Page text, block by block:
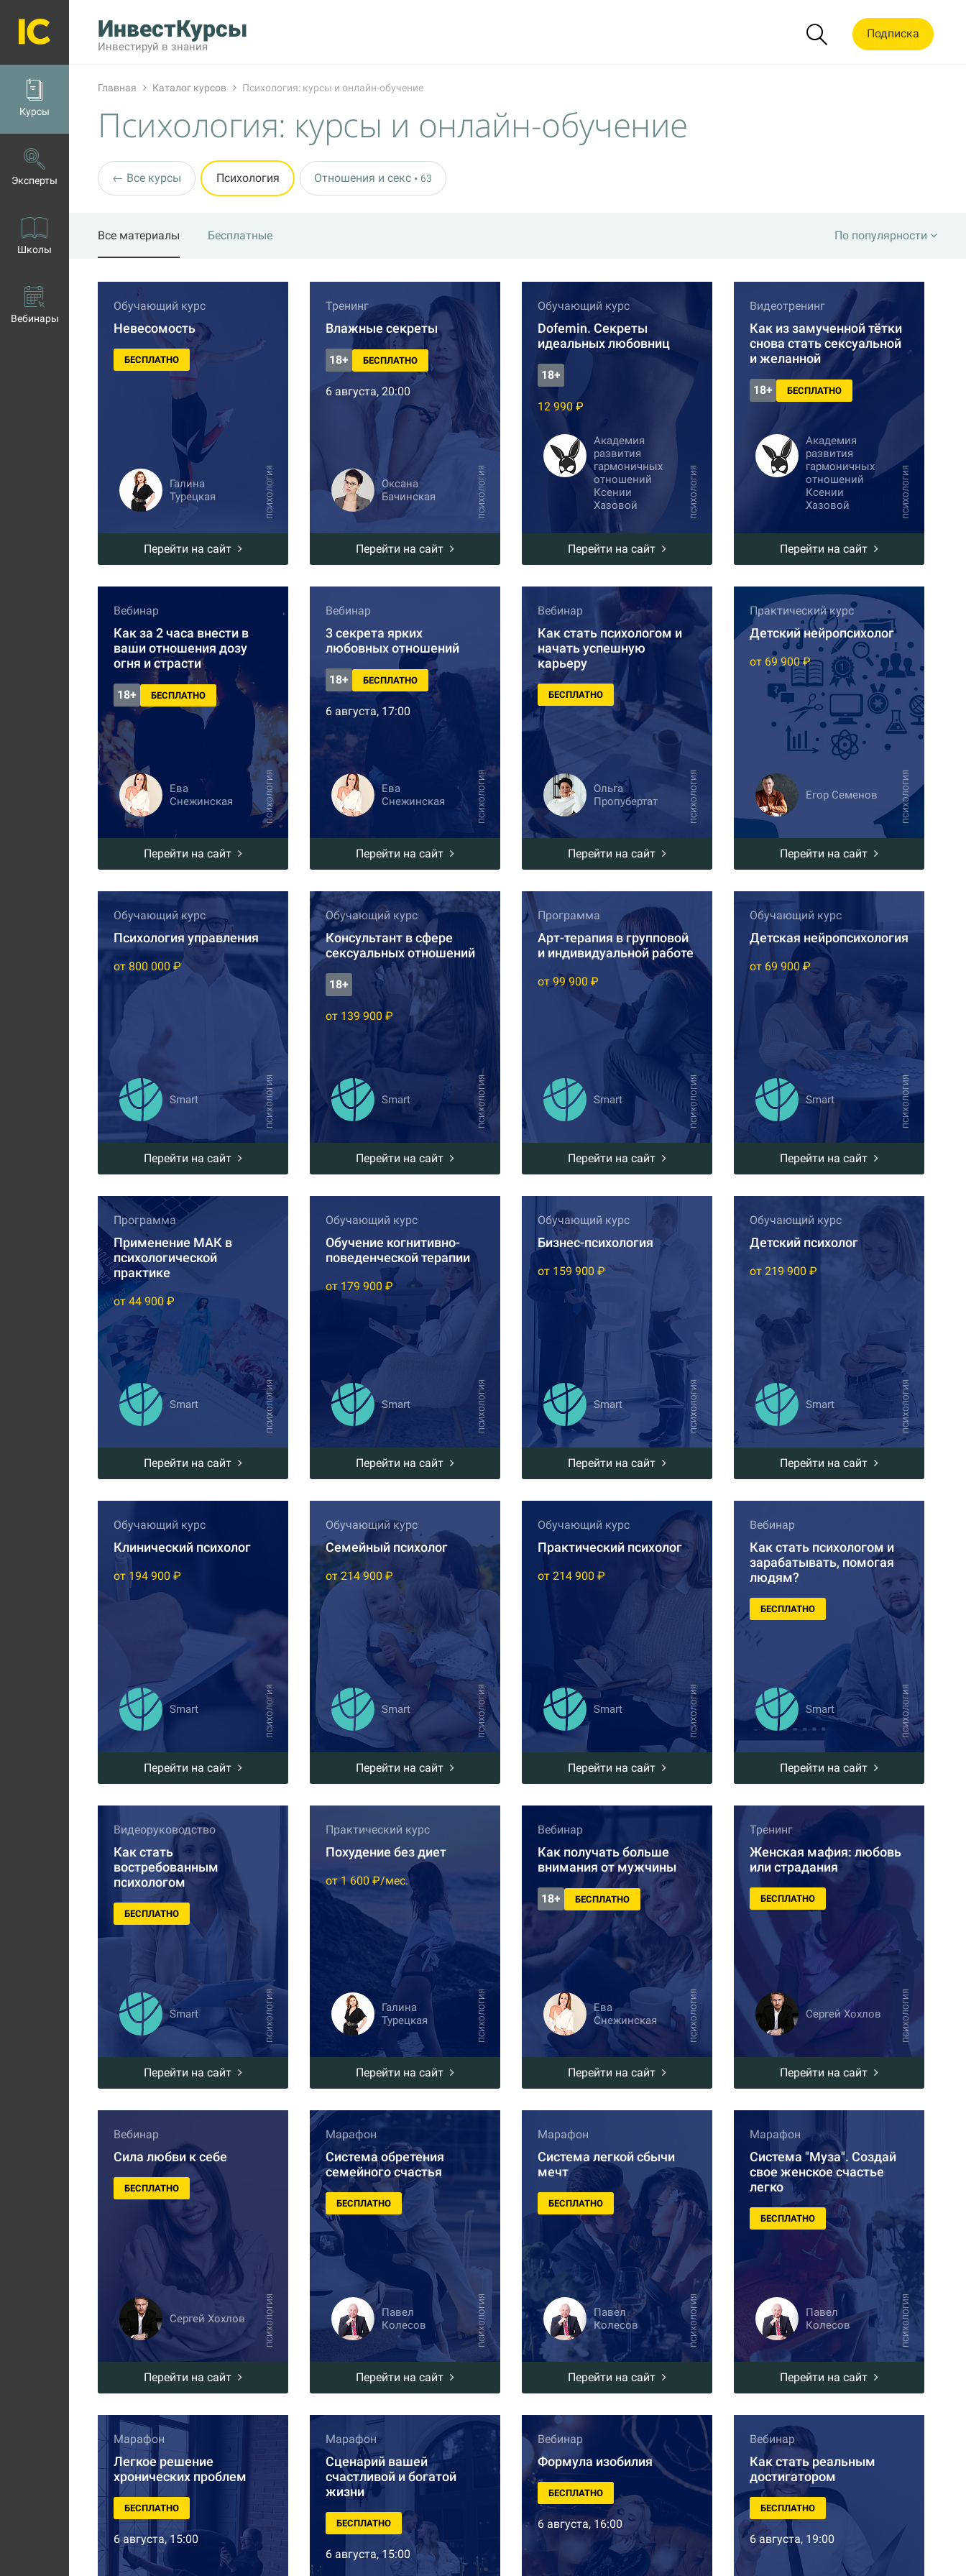
Курсы
Эксперты
Школы
Вебинары
ИнвестКурсы
Инвестируй в знания
Подписка
Главная Каталог курсов Психология: курсы и онлайн-обучение
Психология: курсы и онлайн-обучение
← Все курсы Психология Отношения и секс 63
Все материалы Бесплатные По популярности
ПСИХОЛОГИЯ
Обучающий курс
Невесомость
БЕСПЛАТНО
Галина
Турецкая
Перейти на сайт
ПСИХОЛОГИЯ
Тренинг
Влажные секреты
18+ БЕСПЛАТНО
6 августа, 20:00
Оксана
Бачинская
Перейти на сайт
ПСИХОЛОГИЯ
Обучающий курс
Dofemin. Секреты
идеальных любовниц
18+
12 990 ₽
Академия
развития
гармоничных
отношений
Ксении
Хазовой
Перейти на сайт
ПСИХОЛОГИЯ
Видеотренинг
Как из замученной тётки
снова стать сексуальной
и желанной
18+ БЕСПЛАТНО
Академия
развития
гармоничных
отношений
Ксении
Хазовой
Перейти на сайт
ПСИХОЛОГИЯ
Вебинар
Как за 2 часа внести в
ваши отношения дозу
огня и страсти
18+ БЕСПЛАТНО
Ева
Снежинская
Перейти на сайт
ПСИХОЛОГИЯ
Вебинар
3 секрета ярких
любовных отношений
18+ БЕСПЛАТНО
6 августа, 17:00
Ева
Снежинская
Перейти на сайт
ПСИХОЛОГИЯ
Вебинар
Как стать психологом и
начать успешную
карьеру
БЕСПЛАТНО
Ольга
Пропубертат
Перейти на сайт
ПСИХОЛОГИЯ
Практический курс
Детский нейропсихолог
от 69 900 ₽
Егор Семенов
Перейти на сайт
ПСИХОЛОГИЯ
Обучающий курс
Психология управления
от 800 000 ₽
Smart
Перейти на сайт
ПСИХОЛОГИЯ
Обучающий курс
Консультант в сфере
сексуальных отношений
18+
от 139 900 ₽
Smart
Перейти на сайт
ПСИХОЛОГИЯ
Программа
Арт-терапия в групповой
и индивидуальной работе
от 99 900 ₽
Smart
Перейти на сайт
ПСИХОЛОГИЯ
Обучающий курс
Детская нейропсихология
от 69 900 ₽
Smart
Перейти на сайт
ПСИХОЛОГИЯ
Программа
Применение МАК в
психологической
практике
от 44 900 ₽
Smart
Перейти на сайт
ПСИХОЛОГИЯ
Обучающий курс
Обучение когнитивно-
поведенческой терапии
от 179 900 ₽
Smart
Перейти на сайт
ПСИХОЛОГИЯ
Обучающий курс
Бизнес-психология
от 159 900 ₽
Smart
Перейти на сайт
ПСИХОЛОГИЯ
Обучающий курс
Детский психолог
от 219 900 ₽
Smart
Перейти на сайт
ПСИХОЛОГИЯ
Обучающий курс
Клинический психолог
от 194 900 ₽
Smart
Перейти на сайт
ПСИХОЛОГИЯ
Обучающий курс
Семейный психолог
от 214 900 ₽
Smart
Перейти на сайт
ПСИХОЛОГИЯ
Обучающий курс
Практический психолог
от 214 900 ₽
Smart
Перейти на сайт
ПСИХОЛОГИЯ
Вебинар
Как стать психологом и
зарабатывать, помогая
людям?
БЕСПЛАТНО
Smart
Перейти на сайт
ПСИХОЛОГИЯ
Видеоруководство
Как стать
востребованным
психологом
БЕСПЛАТНО
Smart
Перейти на сайт
ПСИХОЛОГИЯ
Практический курс
Похудение без диет
от 1 600 ₽/мес.
Галина
Турецкая
Перейти на сайт
ПСИХОЛОГИЯ
Вебинар
Как получать больше
внимания от мужчины
18+ БЕСПЛАТНО
Ева
Снежинская
Перейти на сайт
ПСИХОЛОГИЯ
Тренинг
Женская мафия: любовь
или страдания
БЕСПЛАТНО
Сергей Хохлов
Перейти на сайт
ПСИХОЛОГИЯ
Вебинар
Сила любви к себе
БЕСПЛАТНО
Сергей Хохлов
Перейти на сайт
ПСИХОЛОГИЯ
Марафон
Система обретения
семейного счастья
БЕСПЛАТНО
Павел
Колесов
Перейти на сайт
ПСИХОЛОГИЯ
Марафон
Система легкой сбычи
мечт
БЕСПЛАТНО
Павел
Колесов
Перейти на сайт
ПСИХОЛОГИЯ
Марафон
Система "Муза". Создай
свое женское счастье
легко
БЕСПЛАТНО
Павел
Колесов
Перейти на сайт
Марафон
Легкое решение
хронических проблем
БЕСПЛАТНО
6 августа, 15:00
Марафон
Сценарий вашей
счастливой и богатой
жизни
БЕСПЛАТНО
6 августа, 15:00
Вебинар
Формула изобилия
БЕСПЛАТНО
6 августа, 16:00
Вебинар
Как стать реальным
достигатором
БЕСПЛАТНО
6 августа, 19:00